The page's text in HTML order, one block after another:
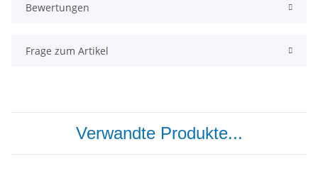
Bewertungen
Frage zum Artikel
Verwandte Produkte...